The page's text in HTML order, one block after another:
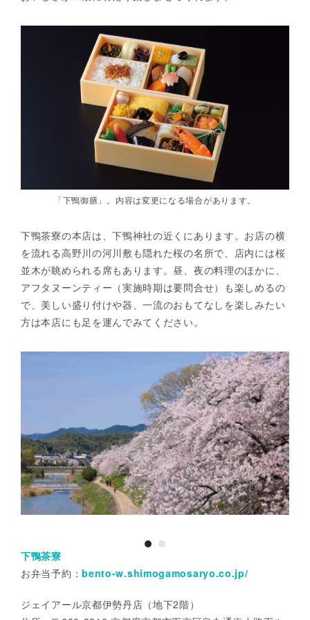
「下鴨御膳」。内容は変更になる場合があります。
下鴨茶寮の本店は、下鴨神社の近くにあります。お店の横
を流れる高野川の河川敷も隠れた桜の名所で、店内には桜
並木が眺められる席もあります。昼、夜の料理のほかに、
アフタヌーンティー（実施時期は要問合せ）も楽しめるの
で、美しい盛り付けや器、一流のおもてなしを楽しみたい
方は本店にも足を運んでみてください。
下鴨茶寮
お弁当予約：bento-w.shimogamosaryo.co.jp/
ジェイアール京都伊勢丹店（地下2階）